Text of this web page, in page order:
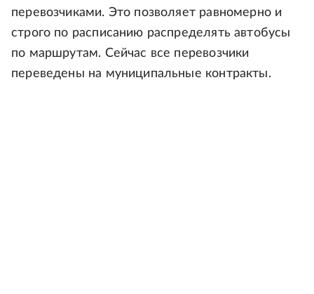
перевозчиками. Это позволяет равномерно и
строго по расписанию распределять автобусы
по маршрутам. Сейчас все перевозчики
переведены на муниципальные контракты.